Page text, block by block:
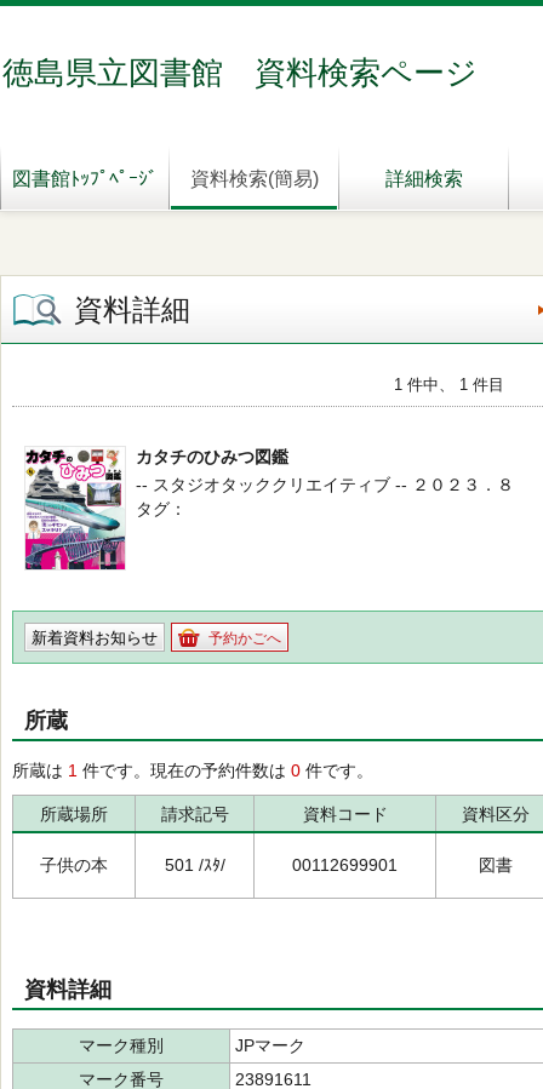
徳島県立図書館 資料検索ページ
図書館ﾄｯﾌﾟﾍﾟｰｼﾞ 資料検索(簡易) 詳細検索
資料詳細
1 件中、 1 件目
カタチのひみつ図鑑
-- スタジオタッククリエイティブ -- ２０２３．８
タグ
新着資料お知らせ 予約かごへ
所蔵
所蔵は 1 件です。現在の予約件数は 0 件です。
所蔵場所 請求記号 資料コード 資料区分
子供の本 501 /ｽﾀ/ 00112699901 図書
資料詳細
マーク種別
JPマーク
マーク番号
23891611